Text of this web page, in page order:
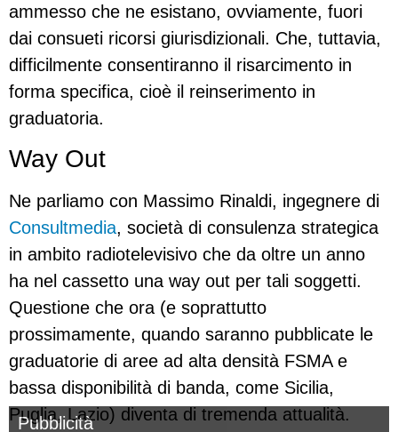
ammesso che ne esistano, ovviamente, fuori
dai consueti ricorsi giurisdizionali. Che, tuttavia,
difficilmente consentiranno il risarcimento in
forma specifica, cioè il reinserimento in
graduatoria.
Way Out
Ne parliamo con Massimo Rinaldi, ingegnere di
Consultmedia, società di consulenza strategica
in ambito radiotelevisivo che da oltre un anno
ha nel cassetto una way out per tali soggetti.
Questione che ora (e soprattutto
prossimamente, quando saranno pubblicate le
graduatorie di aree ad alta densità FSMA e
bassa disponibilità di banda, come Sicilia,
Puglia, Lazio) diventa di tremenda attualità.
Pubblicità